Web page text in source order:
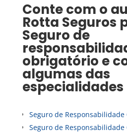
Conte com o
Rotta Seguros
Seguro de
obrigatório e
algumas das
especialidades
Seguro de Responsabilidade
Seguro de